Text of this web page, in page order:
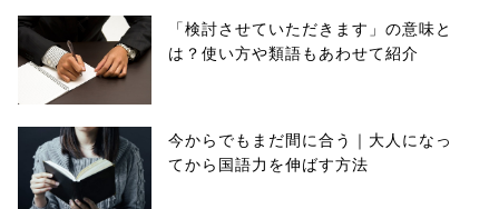
「検討させていただきます」の意味と
は？使い方や類語もあわせて紹介
今からでもまだ間に合う｜大人になっ
てから国語力を伸ばす方法